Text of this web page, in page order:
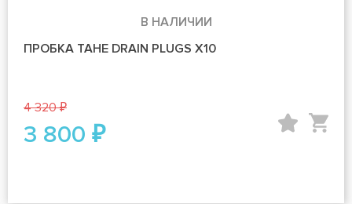
В НАЛИЧИИ
ПРОБКА TAHE DRAIN PLUGS X10
4 320 ₽
3 800 ₽